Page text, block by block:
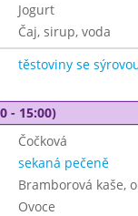
Jogurt
Čaj, sirup, voda
těstoviny se
- 15:00)
Čočková
sekaná pečeně
Bramborová kaše,
Ovoce